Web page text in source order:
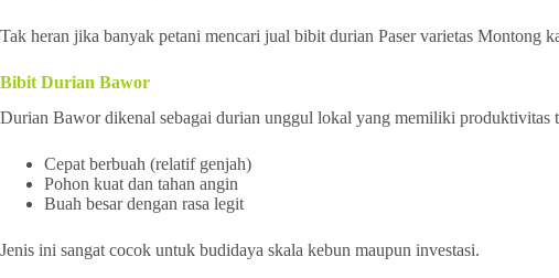
Tak heran jika banyak petani mencari jual bibit durian Paser varietas Montong
Bibit Durian Bawor
Durian Bawor dikenal sebagai durian unggul lokal yang memiliki produktivitas
Cepat berbuah (relatif genjah)
Pohon kuat dan tahan angin
Buah besar dengan rasa legit
Jenis ini sangat cocok untuk budidaya skala kebun maupun investasi.